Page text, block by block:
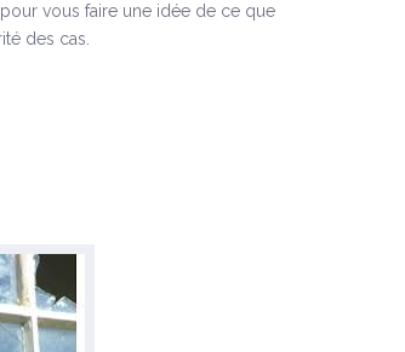
vous faire une idée de ce que
des cas.